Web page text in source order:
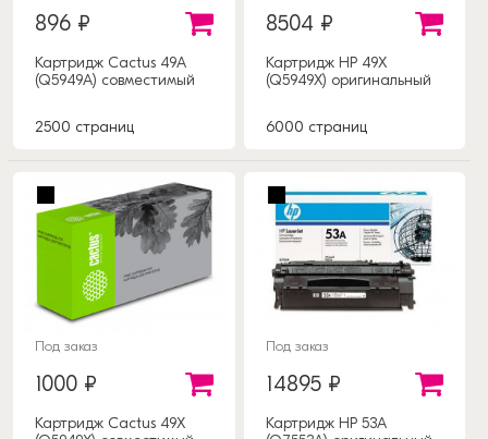
896 ₽
Картридж Cactus 49A
(Q5949A) совместимый
2500 страниц
8504 ₽
Картридж HP 49X
(Q5949X) оригинальный
6000 страниц
Под заказ
1000 ₽
Картридж Cactus 49X
Под заказ
14895 ₽
Картридж HP 53A